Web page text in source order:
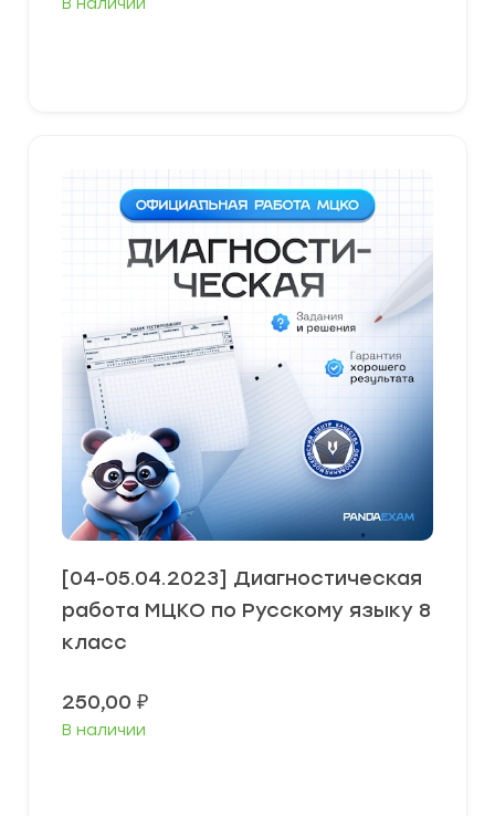
В наличии
[04-05.04.2023] Диагностическая
работа МЦКО по Русскому языку 8
класс
250,00 ₽
В наличии